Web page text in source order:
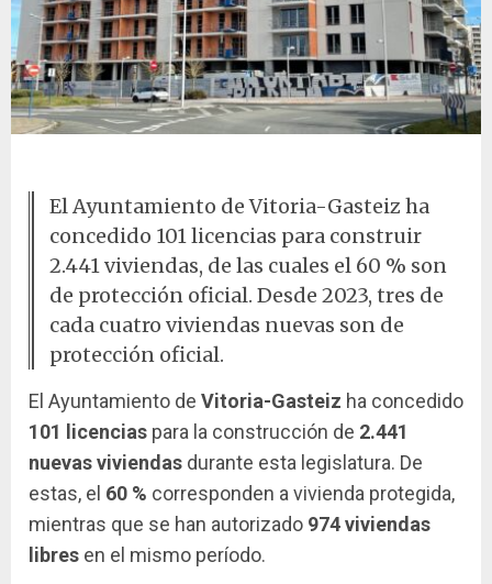
El Ayuntamiento de Vitoria-Gasteiz ha
concedido 101 licencias para construir
2.441 viviendas, de las cuales el 60 % son
de protección oficial. Desde 2023, tres de
cada cuatro viviendas nuevas son de
protección oficial.
El Ayuntamiento de Vitoria-Gasteiz ha concedido
101 licencias para la construcción de 2.441
nuevas viviendas durante esta legislatura. De
estas, el 60 % corresponden a vivienda protegida,
mientras que se han autorizado 974 viviendas
libres en el mismo período.